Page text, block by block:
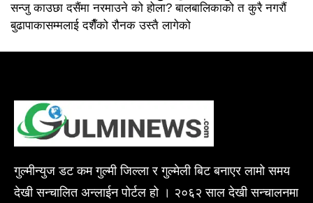
सन्जु काउछा दसैंमा नरमाउने को होला? बालबालिकाको त कुरै नगरौं
बुढापाकासम्मलाई दशैँको रौनक उस्तै लागेको
गुल्मीन्युज डट कम गुल्मी जिल्ला र गुल्मेली बिट बनाएर लामो समय
देखी सन्चालित अन्लाईन पोर्टल हो । २०६२ साल देखी सन्चालनमा